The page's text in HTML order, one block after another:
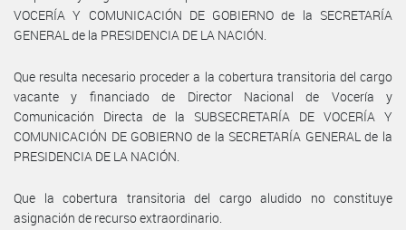
VOCERÍA Y COMUNICACIÓN DE GOBIERNO de la SECRETARÍA
GENERAL de la PRESIDENCIA DE LA NACIÓN.
Que resulta necesario proceder a la cobertura transitoria del cargo
vacante y financiado de Director Nacional de Vocería y
Comunicación Directa de la SUBSECRETARÍA DE VOCERÍA Y
COMUNICACIÓN DE GOBIERNO de la SECRETARÍA GENERAL de la
PRESIDENCIA DE LA NACIÓN.
Que la cobertura transitoria del cargo aludido no constituye
asignación de recurso extraordinario.